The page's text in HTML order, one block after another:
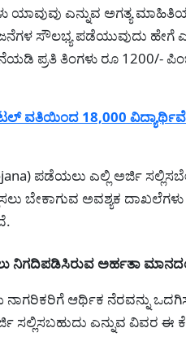
ಯಾವುವು ಎನ್ನುವ ಅಗತ್ಯ
ಸೌಲಭ್ಯ ಪಡೆಯುವುದು ಹೇಗೆ
ಪ್ರತಿ ತಿಂಗಳು ರೂ 1200/-
ವತಿಯಿಂದ 18,000
ಪಡೆಯಲು ಎಲ್ಲಿ ಅರ್ಜಿ
ಬೇಕಾಗುವ ಅವಶ್ಯಕ
ನಿಗದಿಪಡಿಸಿರುವ ಅರ್ಹತಾ
ಆರ್ಥಿಕ ನೆರವನ್ನು
ಎನ್ನುವ ವಿವರ ಈ